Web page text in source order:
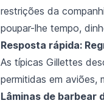
restrições da
poupar-lhe tempo,
Resposta rápida:
As típicas Gillettes
permitidas em aviões,
Lâminas de barbear